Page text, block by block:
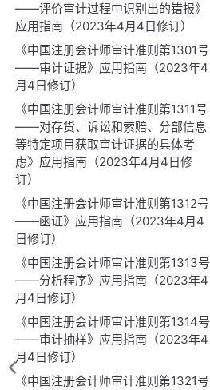
——评价审计过程中识别出的错报》
应用指南（2023年4月4日修订）
《中国注册会计师审计准则第1301号
——审计证据》应用指南（2023年4
月4日修订）
《中国注册会计师审计准则第1311号
——对存货、诉讼和索赔、分部信息
等特定项目获取审计证据的具体考
虑》应用指南（2023年4月4日修
订）
《中国注册会计师审计准则第1312号
——函证》应用指南（2023年4月4
日修订）
《中国注册会计师审计准则第1313号
——分析程序》应用指南（2023年4
月4日修订）
《中国注册会计师审计准则第1314号
——审计抽样》应用指南（2023年4
月4日修订）
《中国注册会计师审计准则第1321号